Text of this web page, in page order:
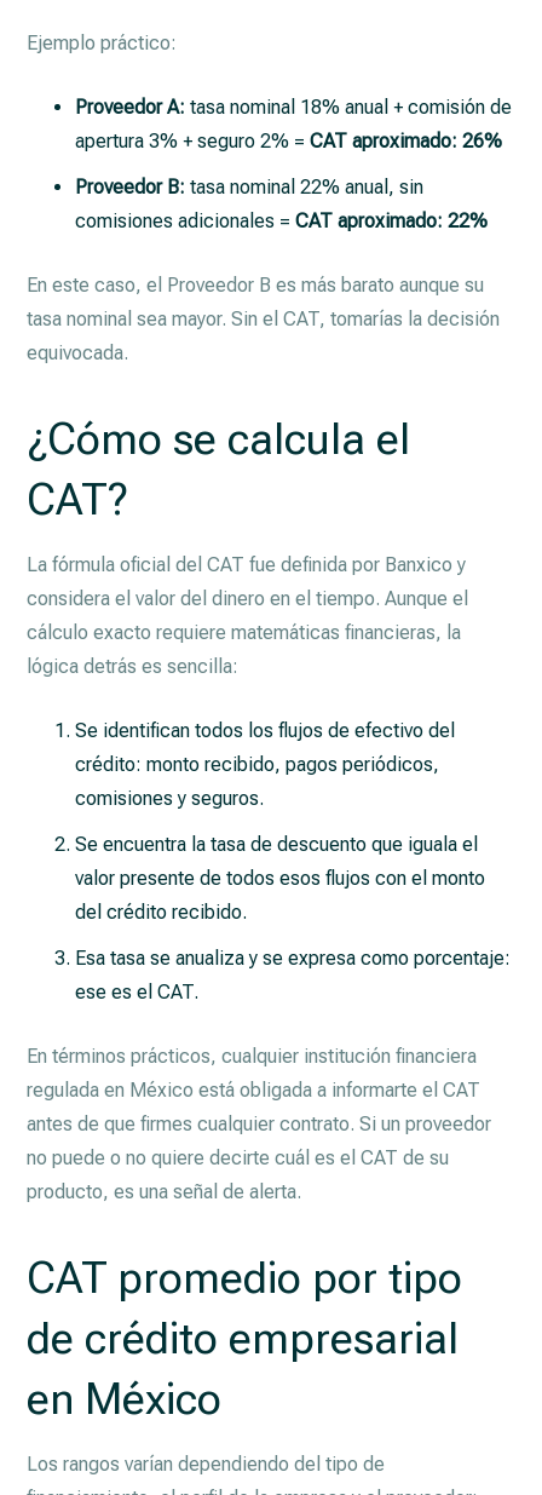
Ejemplo práctico:
Proveedor A: tasa nominal 18% anual + comisión de
apertura 3% + seguro 2% =CAT aproximado: 26%
Proveedor B: tasa nominal 22% anual, sin
comisiones adicionales =CAT aproximado: 22%
En este caso, el Proveedor B es más barato aunque su
tasa nominal sea mayor. Sin el CAT, tomarías la decisión
equivocada.
¿Cómo se calcula el
CAT?
La fórmula oficial del CAT fue definida por Banxico y
considera el valor del dinero en el tiempo. Aunque el
cálculo exacto requiere matemáticas financieras, la
lógica detrás es sencilla:
Se identifican todos los flujos de efectivo del
crédito: monto recibido, pagos periódicos,
comisiones y seguros.
Se encuentra la tasa de descuento que iguala el
valor presente de todos esos flujos con el monto
del crédito recibido.
Esa tasa se anualiza y se expresa como porcentaje:
ese es el CAT.
En términos prácticos, cualquier institución financiera
regulada en México está obligada a informarte el CAT
antes de que firmes cualquier contrato. Si un proveedor
no puede o no quiere decirte cuál es el CAT de su
producto, es una señal de alerta.
CAT promedio por tipo
de crédito empresarial
en México
Los rangos varían dependiendo del tipo de